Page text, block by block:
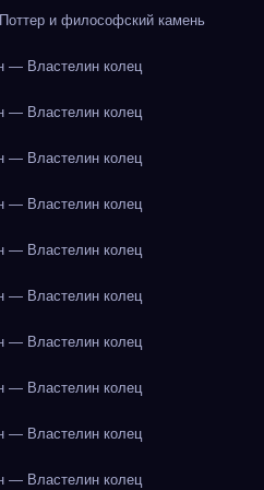
и философский камень
— Властелин колец
— Властелин колец
— Властелин колец
— Властелин колец
— Властелин колец
— Властелин колец
— Властелин колец
— Властелин колец
— Властелин колец
— Властелин колец